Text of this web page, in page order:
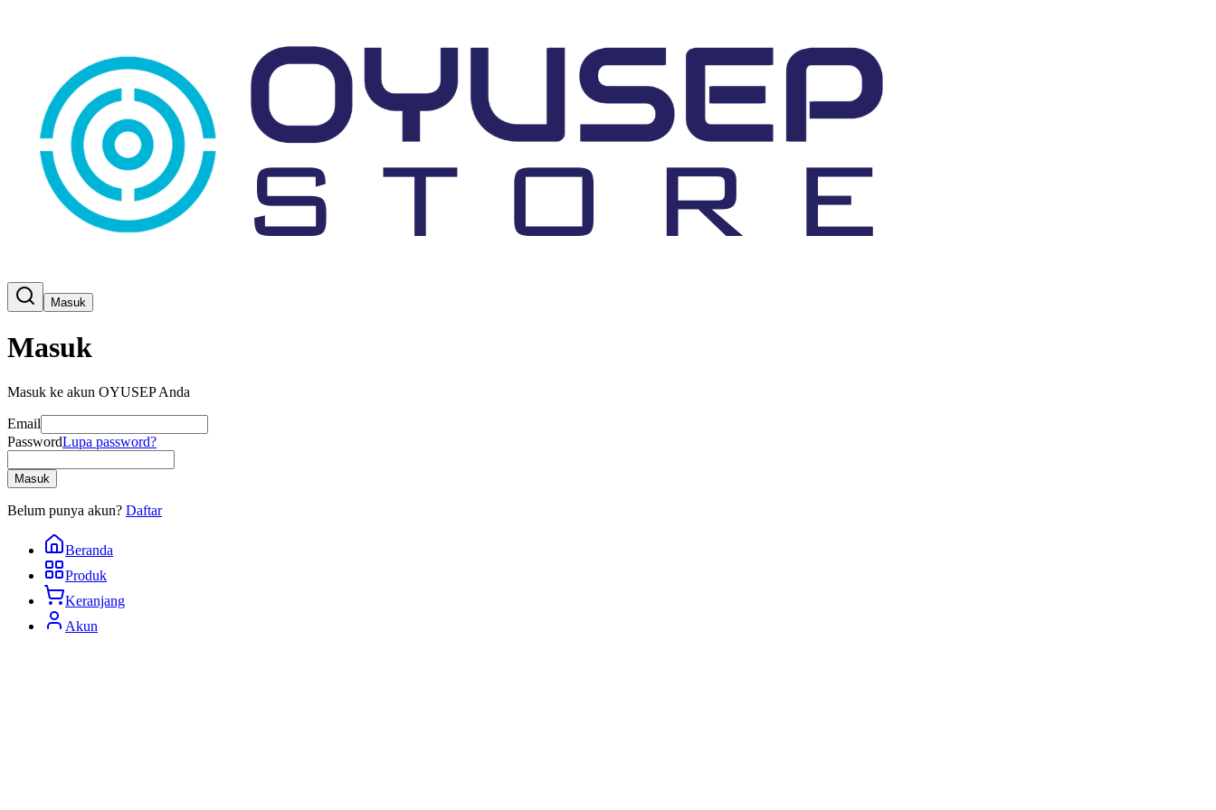
Masuk
Masuk
Masuk ke akun OYUSEP Anda
Email
PasswordLupa password?
Masuk
Belum punya akun? Daftar
Beranda
Produk
Keranjang
Akun